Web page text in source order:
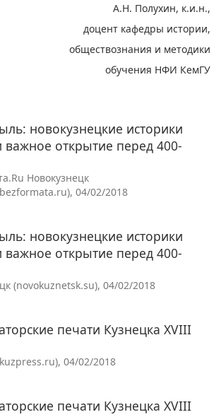
А.Н. Полухин, к.и.н.,
доцент кафедры истории,
обществознания и методики
обучения НФИ КемГУ
новокузнецкие историки
открытие перед 400-
Новокузнецк
04/02/2018
новокузнецкие историки
открытие перед 400-
(novokuznetsk.su), 04/02/2018
печати Кузнецка XVIII
04/02/2018
печати Кузнецка XVIII